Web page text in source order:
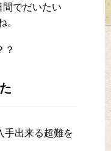
でだいたい
。
？
手出来る超難を